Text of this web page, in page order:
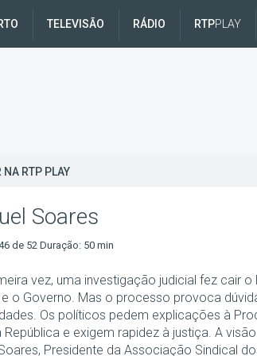
TELEVISÃO RÁDIO RTPPLAY
NA RTP PLAY
Soares
de 52 Duração: 50 min
vez, uma investigação judicial fez cair o
o Governo. Mas o processo provoca
Os políticos pedem explicações à
República e exigem rapidez à justiça. A
Presidente da Associação Sindical